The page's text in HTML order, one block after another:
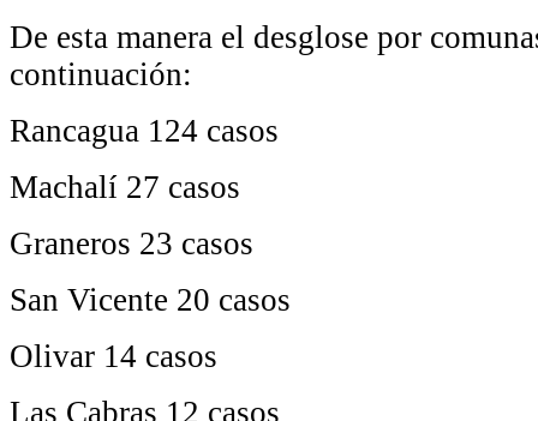
De esta manera el desglose por
continuación:
Rancagua 124 casos
Machalí 27 casos
Graneros 23 casos
San Vicente 20 casos
Olivar 14 casos
Las Cabras 12 casos